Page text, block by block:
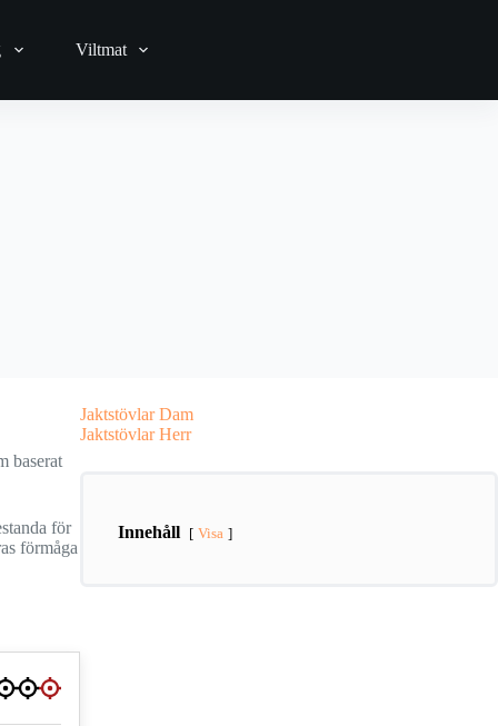
Viltmat
baserat
för
förmåga
Jaktstövlar Dam
Jaktstövlar Herr
Innehåll Visa